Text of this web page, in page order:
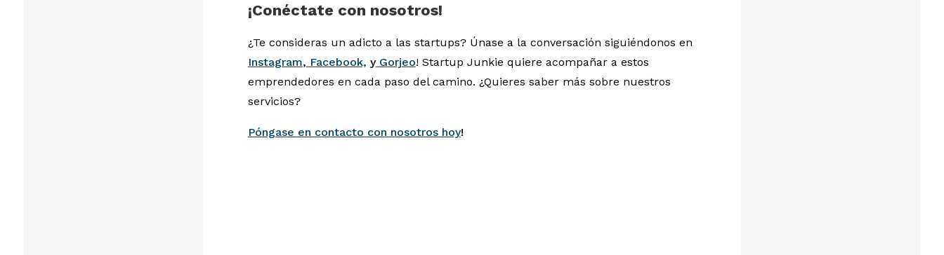
¡Conéctate con nosotros!
¿Te consideras un adicto a las startups? Únase a la conversación siguiéndonos en
Instagram, Facebook, yGorjeo! Startup Junkie quiere acompañar a estos
emprendedores en cada paso del camino. ¿Quieres saber más sobre nuestros
servicios?
Póngase en contacto con nosotros hoy!